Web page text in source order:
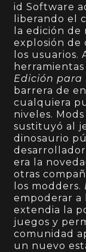
id Software
liberando el
la edición de
explosión de
los usuarios.
Edición para
barrera de
cualquiera
niveles.
sustituyó al
dinosaurio
era la
otras
los modders.
empoderar a
extendia la
juegos y
comunidad
un nuevo